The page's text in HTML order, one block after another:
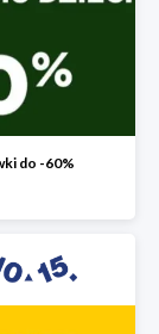
do -60%